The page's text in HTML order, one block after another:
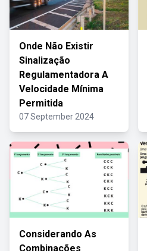
Onde Não Existir
Sinalização
Regulamentadora A
Velocidade Mínima
Permitida
07 September 2024
Considerando As
Combinações